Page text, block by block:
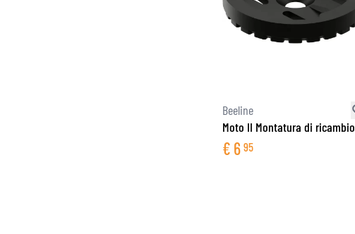
Beeline
Moto II Montatura di ricambio
€ 6 95